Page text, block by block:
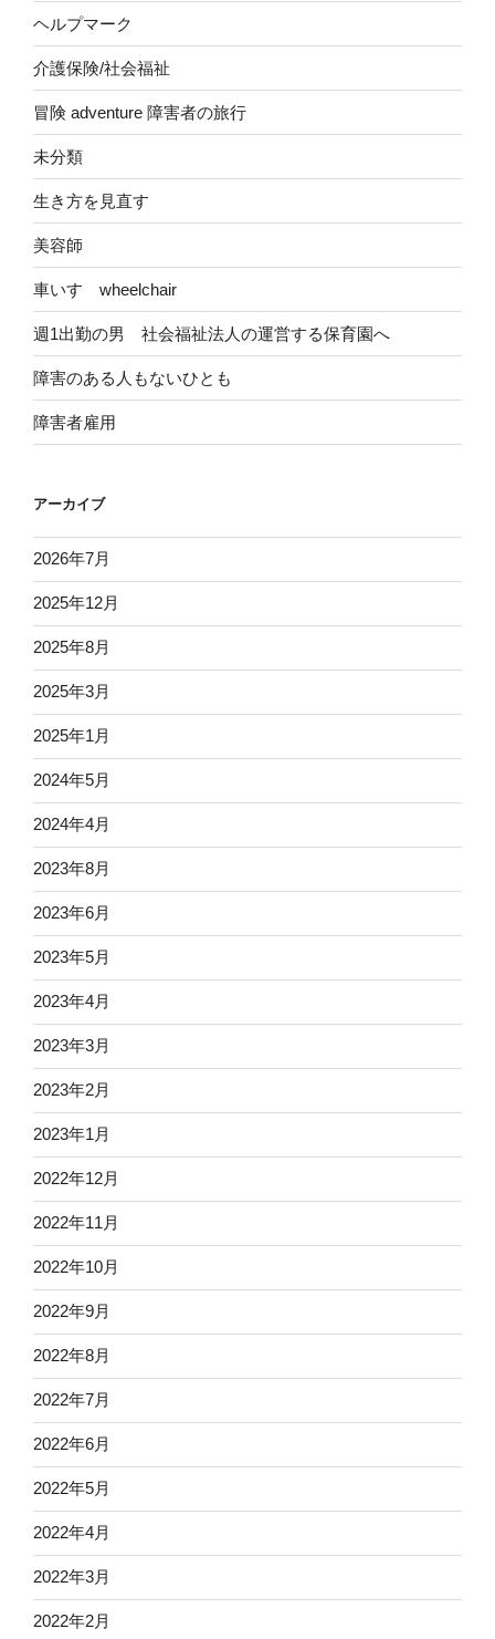
ヘルプマーク
介護保険/社会福祉
冒険 adventure 障害者の旅行
未分類
生き方を見直す
美容師
車いす wheelchair
週1出勤の男 社会福祉法人の運営する保育園へ
障害のある人もないひとも
障害者雇用
アーカイブ
2026年7月
2025年12月
2025年8月
2025年3月
2025年1月
2024年5月
2024年4月
2023年8月
2023年6月
2023年5月
2023年4月
2023年3月
2023年2月
2023年1月
2022年12月
2022年11月
2022年10月
2022年9月
2022年8月
2022年7月
2022年6月
2022年5月
2022年4月
2022年3月
2022年2月